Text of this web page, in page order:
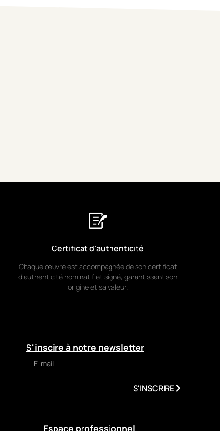
Certificat d’authenticité
Chaque œuvre est accompagnée de son certificat
d’authenticité nominatif et signé, garantissant son
origine et sa valeur.
S'inscire à notre newsletter
S'INSCRIRE
Espace professionnel